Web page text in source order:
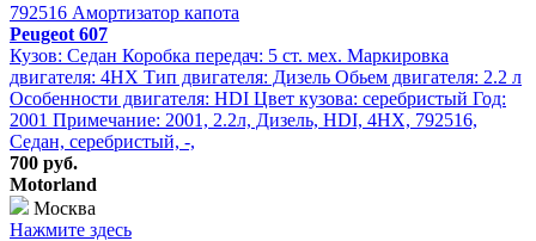
792516 Амортизатор капота
Peugeot 607
Кузов: Седан Коробка передач: 5 ст. мех. Маркировка
двигателя: 4HX Тип двигателя: Дизель Обьем двигателя: 2.2 л
Особенности двигателя: HDI Цвет кузова: серебристый Год:
2001 Примечание: 2001, 2.2л, Дизель, HDI, 4HX, 792516,
Седан, серебристый, -,
700 руб.
Motorland
Москва
Нажмите здесь